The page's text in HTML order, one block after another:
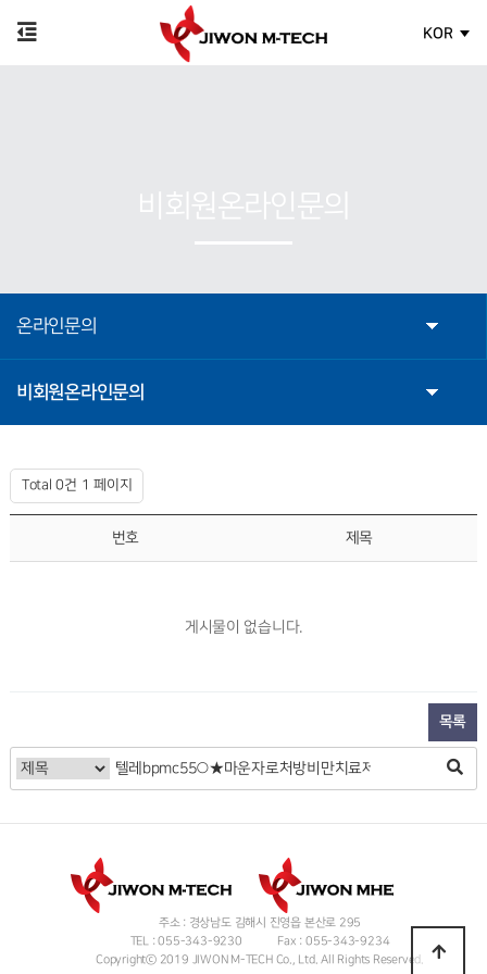
KOR
온라인문의
비회원온라인문의
Total 0건 1 페이지
번호 제목
게시물이 없습니다.
목록
주소 : 경상남도 김해시 진영읍 본산로 295
TEL : 055-343-9230
Fax : 055-343-9234
Copyrightⓒ 2019 JIWON M-TECH Co., Ltd. All Rights Reserved.